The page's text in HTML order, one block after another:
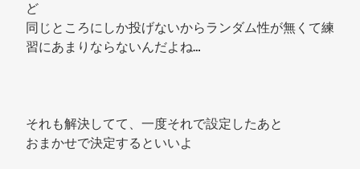
ど
同じところにしか投げないからランダム性が無くて練
習にあまりならないんだよね…
それも解決してて、一度それで設定したあと
おまかせで決定するといいよ